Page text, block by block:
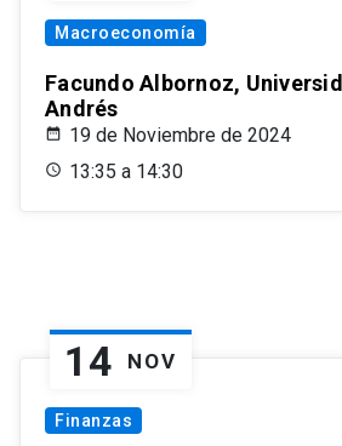
Macroeconomía
Facundo Albornoz,
Andrés
19 de Noviembre de 2024
13:35 a 14:30
14 NOV
Finanzas